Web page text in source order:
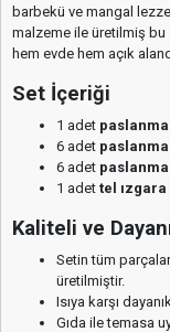
barbekü ve mangal
malzeme ile üretilmiş bu
hem evde hem açık
Set İçeriği
1 adet
6 adet
6 adet
1 adet tel ızgara
Kaliteli ve
Setin tüm
üretilmiştir.
Isıya karşı
Gıda ile temasa